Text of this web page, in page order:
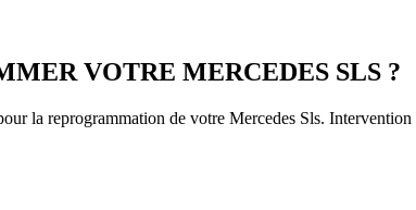
VOTRE MERCEDES SLS ?
la reprogrammation de votre Mercedes Sls. Intervention